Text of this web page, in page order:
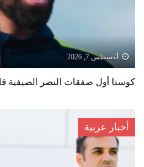
أغسطس 7, 2026
كوستا أول صفقات النصر الصيفية
أخبار عربية